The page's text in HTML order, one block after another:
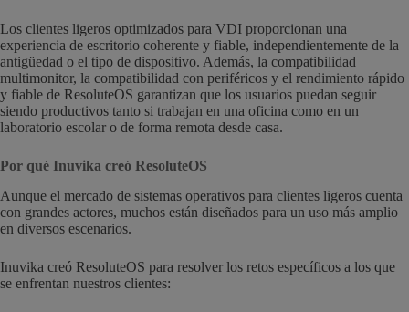
Los clientes ligeros optimizados para VDI proporcionan una
experiencia de escritorio coherente y fiable, independientemente de la
antigüedad o el tipo de dispositivo. Además, la compatibilidad
multimonitor, la compatibilidad con periféricos y el rendimiento rápido
y fiable de ResoluteOS garantizan que los usuarios puedan seguir
siendo productivos tanto si trabajan en una oficina como en un
laboratorio escolar o de forma remota desde casa.
Por qué Inuvika creó ResoluteOS
Aunque el mercado de sistemas operativos para clientes ligeros cuenta
con grandes actores, muchos están diseñados para un uso más amplio
en diversos escenarios.
Inuvika creó ResoluteOS para resolver los retos específicos a los que
se enfrentan nuestros clientes: